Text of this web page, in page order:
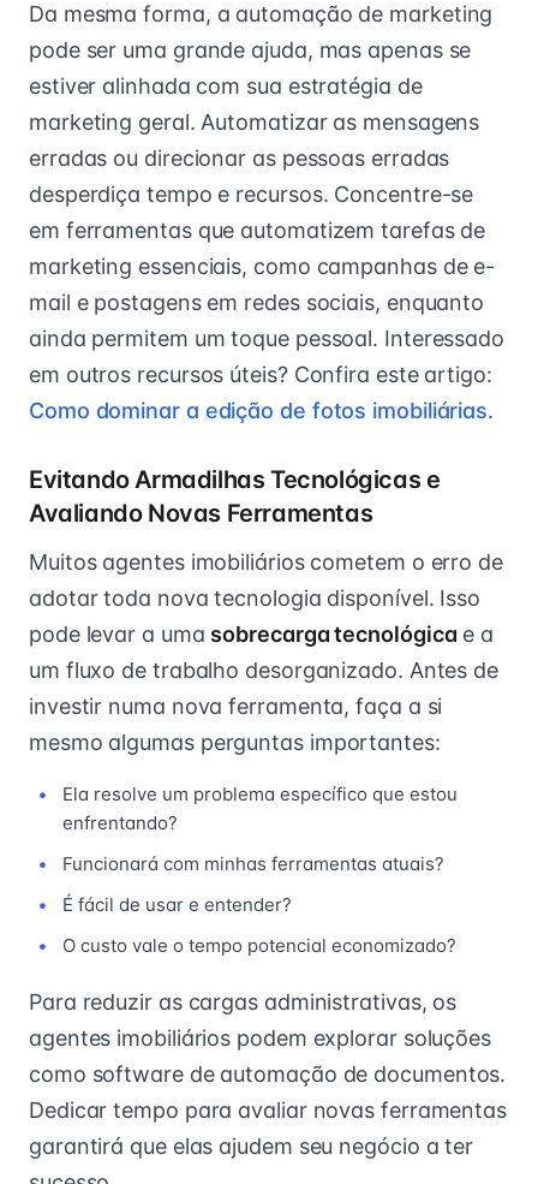
Da mesma forma, a automação de marketing
pode ser uma grande ajuda, mas apenas se
estiver alinhada com sua estratégia de
marketing geral. Automatizar as mensagens
erradas ou direcionar as pessoas erradas
desperdiça tempo e recursos. Concentre-se
em ferramentas que automatizem tarefas de
marketing essenciais, como campanhas de e-
mail e postagens em redes sociais, enquanto
ainda permitem um toque pessoal. Interessado
em outros recursos úteis? Confira este artigo:
Como dominar a edição de fotos imobiliárias.
Evitando Armadilhas Tecnológicas e
Avaliando Novas Ferramentas
Muitos agentes imobiliários cometem o erro de
adotar toda nova tecnologia disponível. Isso
pode levar a uma sobrecarga tecnológica e a
um fluxo de trabalho desorganizado. Antes de
investir numa nova ferramenta, faça a si
mesmo algumas perguntas importantes:
Ela resolve um problema específico que estou
enfrentando?
Funcionará com minhas ferramentas atuais?
É fácil de usar e entender?
O custo vale o tempo potencial economizado?
Para reduzir as cargas administrativas, os
agentes imobiliários podem explorar soluções
como software de automação de documentos.
Dedicar tempo para avaliar novas ferramentas
garantirá que elas ajudem seu negócio a ter